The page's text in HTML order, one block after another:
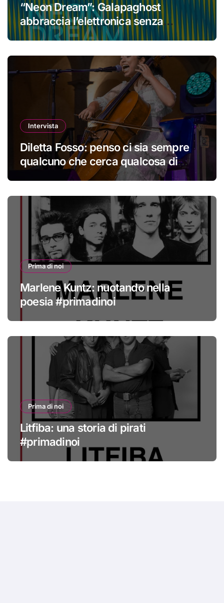
“Neon Dream”: Galapaghost
abbraccia l’elettronica senza
perdere la propria identità
Intervista
Diletta Fosso: penso ci sia sempre
qualcuno che cerca qualcosa di
Prima di noi
Marlene Kuntz: nuotando nella
poesia #primadinoi
Prima di noi
Litfiba: una storia di pirati
#primadinoi